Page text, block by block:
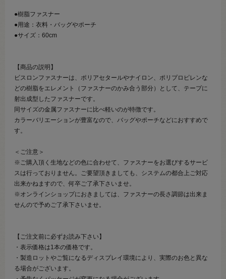
●樹脂ファスナー
●用途：衣料・バッグやポーチ
●サイズ：60cm
【商品の説明】
ビスロンファスナーは、ポリアセタールやナイロン、ポリプロピレンな
どの樹脂をエレメント（ファスナーのかみ合う部分）として、テープに
射出成型したファスナーです。
同サイズの金属ファスナーに比べ軽いのが特徴です。
カラーバリエーションが豊富なので、バッグやポーチなどにおすすめで
す。
＜ご注意＞
※ご購入頂く生地などの色に合わせて、ファスナーをお選びするサービ
スは行っておりません。ご要望頂きましても、システムの都合上ご対応
出来かねますので、何卒ご了承下さいませ。
※オンラインショップにおきましては、ファスナーの長さ調節は出来ま
せんので予めご了承下さいませ。
【ご注文前に必ずお読み下さい】
・表示価格は1本の価格です。
・製造ロットやご覧になるディスプレイ環境により、実際のお色と異な
る場合がございます。